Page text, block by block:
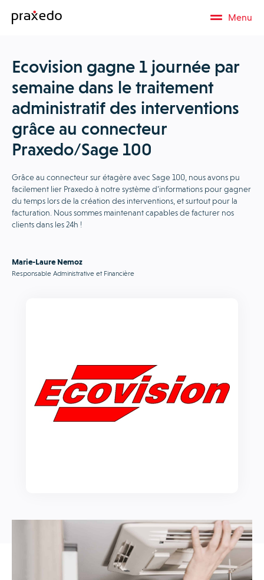
Menu
Ecovision gagne 1 journée par
semaine dans le traitement
administratif des interventions
grâce au connecteur
Praxedo/Sage 100
Grâce au connecteur sur étagère avec Sage 100, nous avons pu
facilement lier Praxedo à notre système d’informations pour gagner
du temps lors de la création des interventions, et surtout pour la
facturation. Nous sommes maintenant capables de facturer nos
clients dans les 24h !
Marie-Laure Nemoz
Responsable Administrative et Financière